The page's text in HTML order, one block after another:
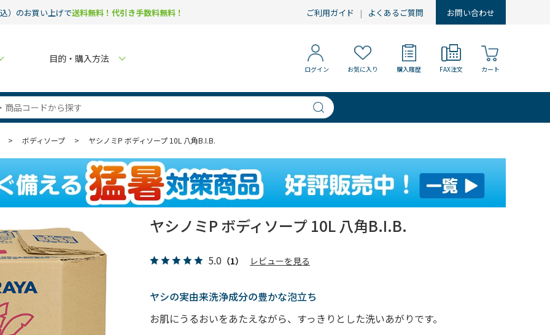
）のお買い上げで送料無料！代引き手数料無料！ ご利用ガイド よくあるご質問 お問い合わせ
目的・購入方法
ログイン お気に入り 購入履歴 FAX注文 カート
> ボディソープ > ヤシノミP ボディソープ 10L 八角B.I.B.
ヤシノミP ボディソープ 10L 八角B.I.B.
5.0 （1） レビューを見る
ヤシの実由来洗浄成分の豊かな泡立ち
お肌にうるおいをあたえながら、すっきりとした洗いあがりです。